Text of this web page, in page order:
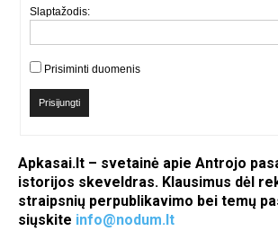
Slaptažodis:
Prisiminti duomenis
Prisijungti
Apkasai.lt – svetainė apie Antrojo
istorijos skeveldras. Klausimus dėl
straipsnių perpublikavimo bei temų
siųskite info@nodum.lt